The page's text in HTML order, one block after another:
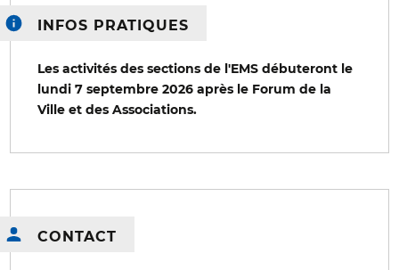
INFOS PRATIQUES
Les activités des sections de l'EMS débuteront le
lundi 7 septembre 2026 après le Forum de la
Ville et des Associations.
CONTACT